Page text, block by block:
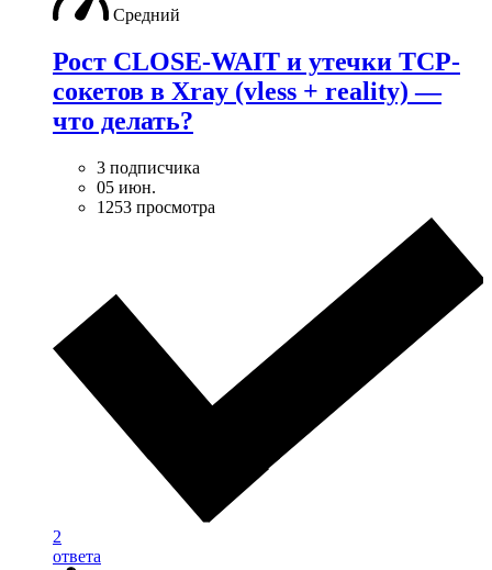
Средний
Рост CLOSE-WAIT и утечки TCP-
сокетов в Xray (vless + reality) —
что делать?
3 подписчика
05 июн.
1253 просмотра
2
ответа